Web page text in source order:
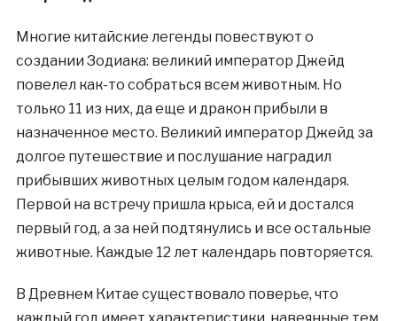
Многие китайские легенды повествуют о
создании Зодиака: великий император Джейд
повелел как-то собраться всем животным. Но
только 11 из них, да еще и дракон прибыли в
назначенное место. Великий император Джейд за
долгое путешествие и послушание наградил
прибывших животных целым годом календаря.
Первой на встречу пришла крыса, ей и достался
первый год, а за ней подтянулись и все остальные
животные. Каждые 12 лет календарь повторяется.
В Древнем Китае существовало поверье, что